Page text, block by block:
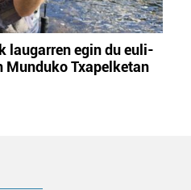
laugarren egin du euli-
Munduko Txapelketan